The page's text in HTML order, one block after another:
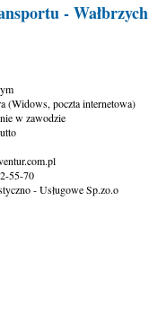
- Wałbrzych
(Widows, poczta internetowa)
w zawodzie
55-70
- Usługowe Sp.zo.o